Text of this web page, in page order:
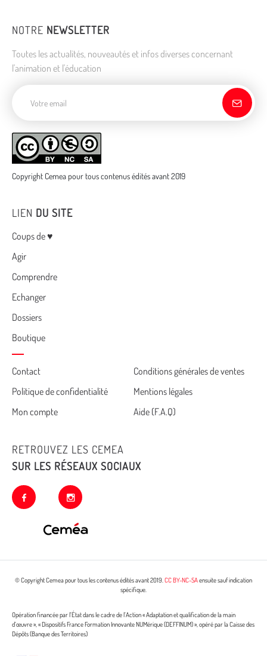
NOTRE NEWSLETTER
Toutes les actualités, nouveautés et infos diverses concernant
l'animation et l'éducation
Copyright Cemea pour tous contenus édités avant 2019
LIEN DU SITE
Menu
Coups de ♥
Agir
Comprendre
Echanger
Dossiers
Boutique
Cemea
footer
Contact
Conditions générales de ventes
Politique de confidentialité
Mentions légales
Mon compte
Aide (F.A.Q)
RETROUVEZ LES CEMEA
SUR LES RÉSEAUX SOCIAUX
facebook instagram
© Copyright Cemea pour tous les contenus édités avant 2019.CC BY-NC-SAensuite sauf indication
spécifique.
Opération financée par l’État dans le cadre de l’Action « Adaptation et qualification de la main
d’œuvre », « Dispositifs France Formation Innovante NUMérique (DEFFINUM) », opéré par la Caisse des
Dépôts (Banque des Territoires)